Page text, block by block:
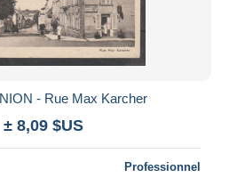
Appliquer
- Rue Max Karcher
± 8,09 $US
Professionnel